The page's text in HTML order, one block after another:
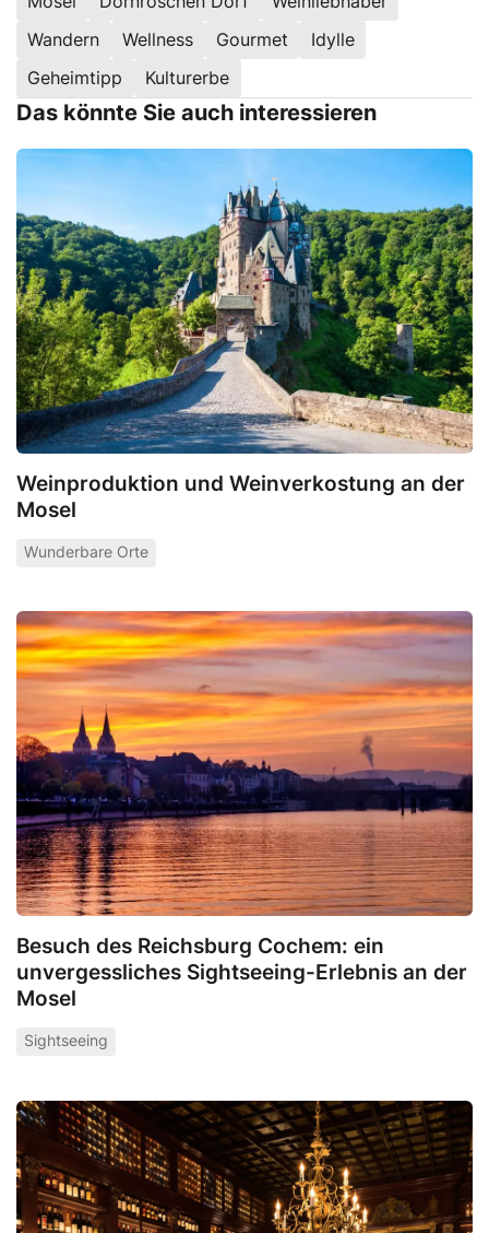
Wandern
Wellness Gourmet
Idylle
Geheimtipp
Kulturerbe
Das könnte Sie auch interessieren
Weinproduktion und Weinverkostung an der
Mosel
Wunderbare Orte
Besuch des Reichsburg Cochem: ein
unvergessliches Sightseeing-Erlebnis an der
Mosel
Sightseeing